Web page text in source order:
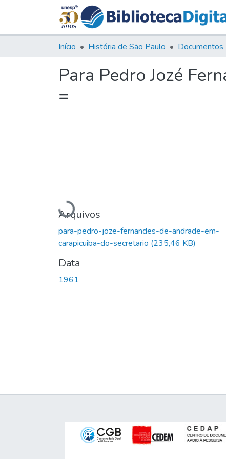
Início História de São Paulo
Para Pedro Jozé
=
Carregando...
Arquivos
para-pedro-joze-fernandes-de-andrade-em-
carapicuiba-do-secretario (235,46 KB)
Data
1961